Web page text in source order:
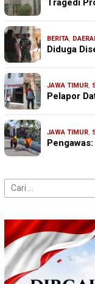
Tragedi
BERITA,
Diduga
JAWA TIMUR,
Pelapor
JAWA TIMUR,
Cari
untuk: